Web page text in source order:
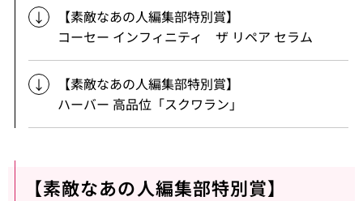
【素敵なあの人編集部特別賞】
コーセー インフィニティ ザ リペア セラム
【素敵なあの人編集部特別賞】
ハーバー 高品位「スクワラン」
【素敵なあの人編集部特別賞】